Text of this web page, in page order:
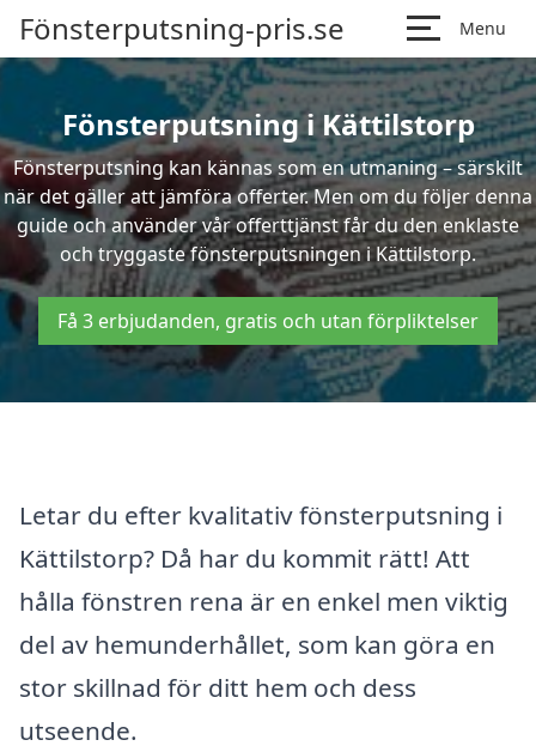
Fönsterputsning-pris.se Menu
Fönsterputsning i Kättilstorp
Fönsterputsning kan kännas som en utmaning – särskilt
när det gäller att jämföra offerter. Men om du följer denna
guide och använder vår offerttjänst får du den enklaste
och tryggaste fönsterputsningen i Kättilstorp.
Få 3 erbjudanden, gratis och utan förpliktelser
Letar du efter kvalitativ fönsterputsning i
Kättilstorp? Då har du kommit rätt! Att
hålla fönstren rena är en enkel men viktig
del av hemunderhållet, som kan göra en
stor skillnad för ditt hem och dess
utseende.